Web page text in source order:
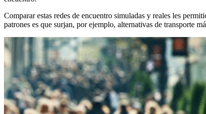
Comparar estas redes de encuentro simuladas y reales les
patrones es que surjan, por ejemplo, alternativas de transporte